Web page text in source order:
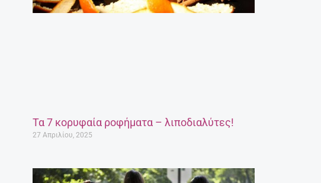
Τα 7 κορυφαία ροφήματα – λιποδιαλύτες!
27 Απριλίου, 2025